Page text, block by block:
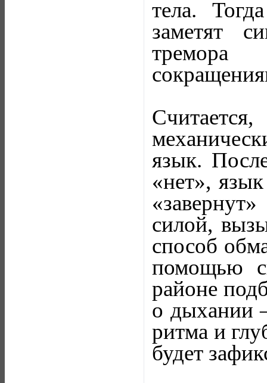
тела.
заметят
тремора
язык.
«нет»,
силой,
способ
помощью
районе
о дыхании
ритма и
будет